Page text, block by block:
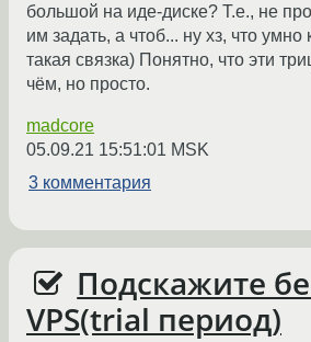
большой на иде-диске? Т.е., не
им задать, а чтоб... ну хз, что умно
такая связка) Понятно, что эти
чём, но просто.
madcore
05.09.21 15:51:01 MSK
3 комментария
Подскажите
VPS(trial период)